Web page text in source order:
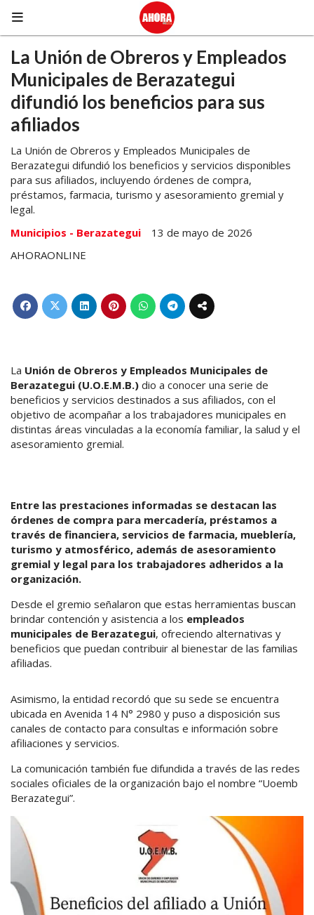
La Unión de Obreros y Empleados
Municipales de Berazategui
difundió los beneficios para sus
afiliados
La Unión de Obreros y Empleados Municipales de
Berazategui difundió los beneficios y servicios disponibles
para sus afiliados, incluyendo órdenes de compra,
préstamos, farmacia, turismo y asesoramiento gremial y
legal.
Municipios - Berazategui
13 de mayo de 2026
AHORAONLINE
La Unión de Obreros y Empleados Municipales de
Berazategui (U.O.E.M.B.) dio a conocer una serie de
beneficios y servicios destinados a sus afiliados, con el
objetivo de acompañar a los trabajadores municipales en
distintas áreas vinculadas a la economía familiar, la salud y el
asesoramiento gremial.
Entre las prestaciones informadas se destacan las
órdenes de compra para mercadería, préstamos a
través de financiera, servicios de farmacia, mueblería,
turismo y atmosférico, además de asesoramiento
gremial y legal para los trabajadores adheridos a la
organización.
Desde el gremio señalaron que estas herramientas buscan
brindar contención y asistencia a los empleados
municipales de Berazategui, ofreciendo alternativas y
beneficios que puedan contribuir al bienestar de las familias
afiliadas.
Asimismo, la entidad recordó que su sede se encuentra
ubicada en Avenida 14 N° 2980 y puso a disposición sus
canales de contacto para consultas e información sobre
afiliaciones y servicios.
La comunicación también fue difundida a través de las redes
sociales oficiales de la organización bajo el nombre “Uoemb
Berazategui”.